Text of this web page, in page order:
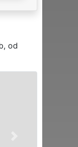
od